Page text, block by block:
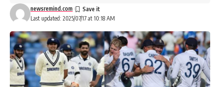
Last updated: 2025/07/17 at 10:18 AM
newsremind.com